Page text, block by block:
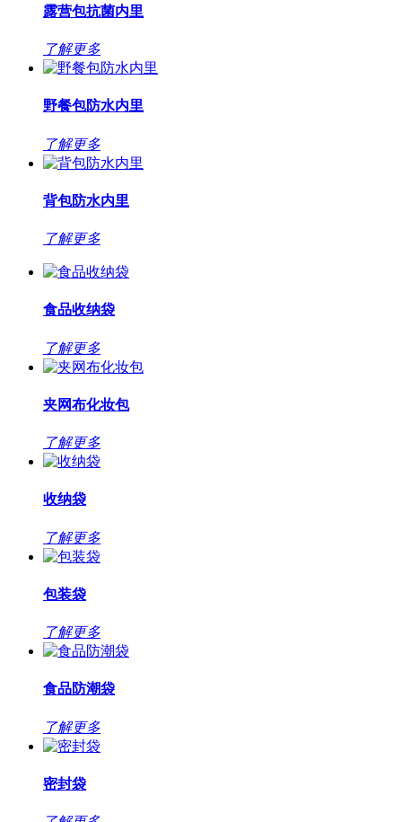
露营包抗菌内里
了解更多
野餐包防水内里
了解更多
背包防水内里
了解更多
食品收纳袋
了解更多
夹网布化妆包
了解更多
收纳袋
了解更多
包装袋
了解更多
食品防潮袋
了解更多
密封袋